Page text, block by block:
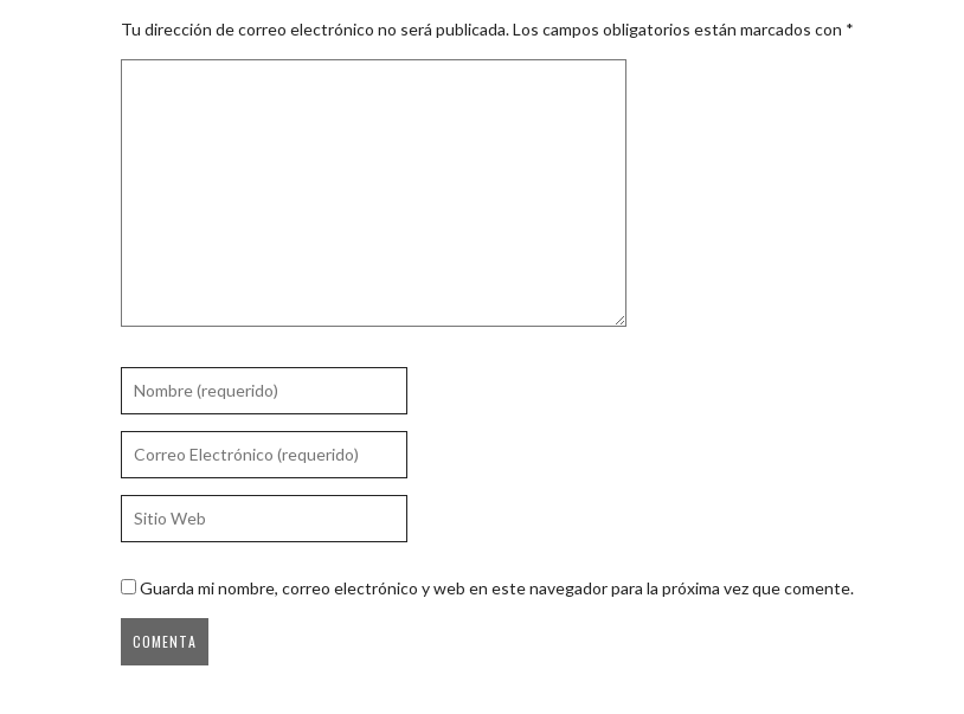
Tu dirección de correo electrónico no será publicada.Los campos obligatorios están marcados con *
Guarda mi nombre, correo electrónico y web en este navegador para la próxima vez que comente.